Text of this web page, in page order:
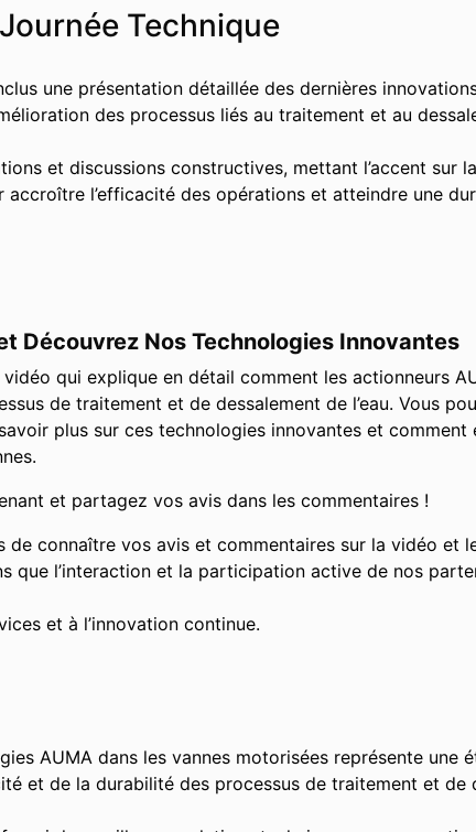
Technique
une présentation détaillée des dernières
des processus liés au traitement et au
et discussions constructives, mettant l’accent sur
accroître l’efficacité des opérations et atteindre une
Découvrez Nos Technologies Innovantes
qui explique en détail comment les actionneurs
de traitement et de dessalement de l’eau. Vous
plus sur ces technologies innovantes et comment
et partagez vos avis dans les commentaires !
de connaître vos avis et commentaires sur la vidéo et
que l’interaction et la participation active de nos
et à l’innovation continue.
AUMA dans les vannes motorisées représente une
et de la durabilité des processus de traitement et de